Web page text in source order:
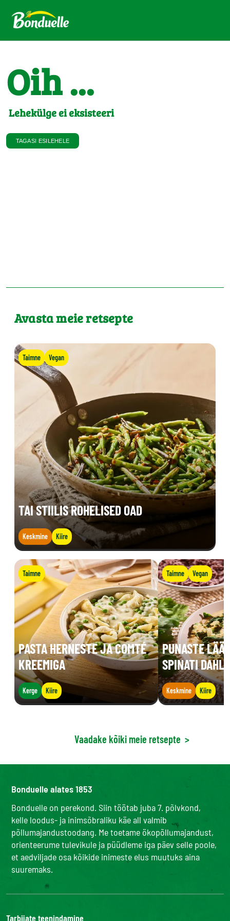
Oih ...
Lehekülge ei eksisteeri
TAGASI ESILEHELE
Avasta meie retsepte
Taimne Vegan
TAI STIILIS ROHELISED OAD
Keskmine Kiire
Taimne
PASTA HERNESTE JA COMTÉ
KREEMIGA
Kerge Kiire
Taimne Vegan
PUNASTE
SPINATI DAHL
Keskmine Kiire
Vaadake kõiki meie retsepte >
Bonduelle alates 1853
Bonduelle on perekond. Siin töötab juba 7. põlvkond,
kelle loodus- ja inimsõbraliku käe all valmib
põllumajandustoodang. Me toetame ökopõllumajandust,
orienteerume tulevikule ja püüdleme iga päev selle poole,
et aedviljade osa kõikide inimeste elus muutuks aina
suuremaks.
Tarbijate teenindamine